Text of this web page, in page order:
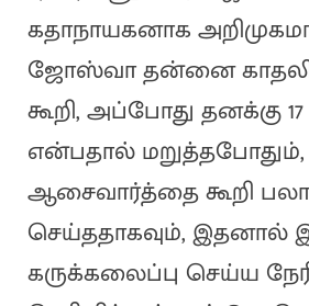
கதாநாயகனாக
ஜோஸ்வா தன்னை
கூறி, அப்போது தனக்கு
என்பதால் மறுத்தபோதும்,
ஆசைவார்த்தை கூறி
செய்ததாகவும், இதனால்
கருக்கலைப்பு செய்ய